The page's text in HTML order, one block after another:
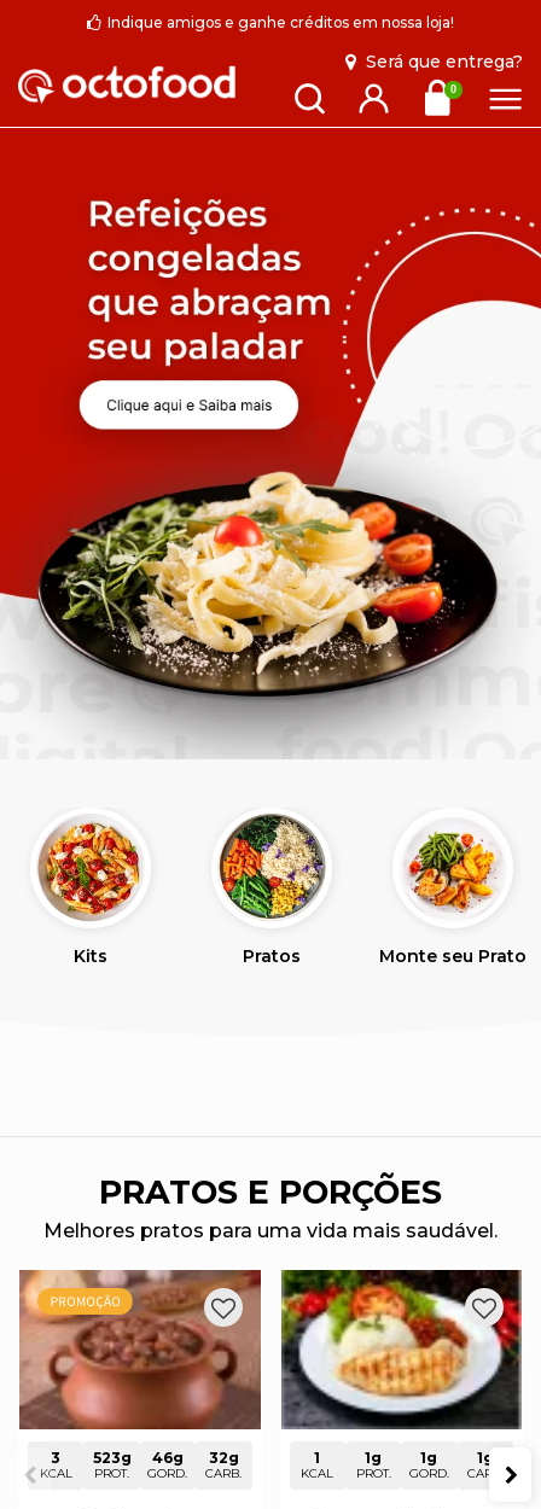
Indique amigos e ganhe créditos em nossa loja!
Será que entrega?
Busca
Entrar 0
Kits Pratos Monte seu Prato
Octofood
Loja
demo
de
PRATOS E PORÇÕES
Melhores pratos para uma vida mais saudável.
3
KCAL
523g
PROT.
46g
GORD.
32g
CARB.
1
KCAL
1g
PROT.
1g
GORD.
1g
CARB.